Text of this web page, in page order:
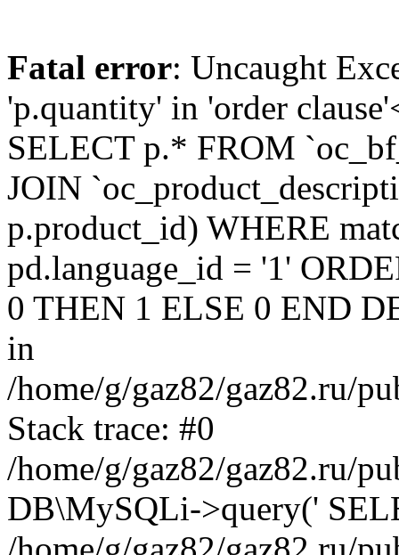
Fatal error: Uncaught
'p.quantity' in 'order
SELECT p.* FROM
JOIN
p.product_id) WHERE
pd.language_id = '1'
0 THEN 1 ELSE 0 END
in
/home/g/gaz82/gaz82.ru/
Stack trace: #0
/home/g/gaz82/gaz82.ru/
DB\MySQLi->query('